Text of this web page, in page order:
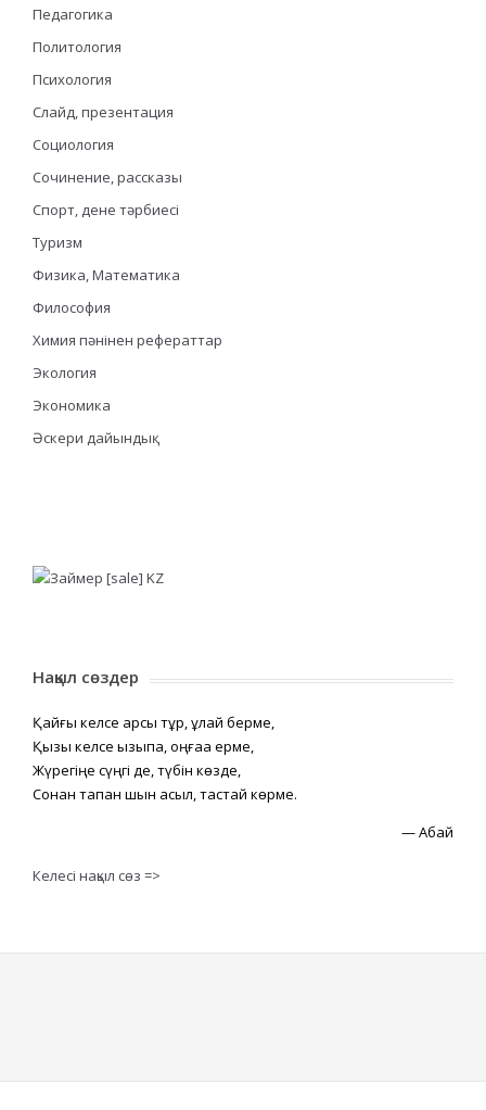
Педагогика
Политология
Психология
Слайд, презентация
Социология
Сочинение, рассказы
Спорт, дене тәрбиесі
Туризм
Физика, Математика
Философия
Химия пәнінен рефераттар
Экология
Экономика
Әскери дайындық
Нақыл сөздер
Қайғы келсе қарсы тұр, құлай берме,
Қызық келсе қызықпа, оңғаққа ерме,
Жүрегіңе сүңгі де, түбін көзде,
Сонан тапқан шын асыл, тастай көрме.
—Абай
Келесі нақыл сөз =>